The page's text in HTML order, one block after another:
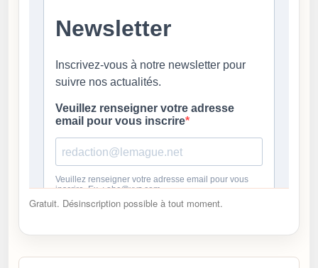
Gratuit. Désinscription possible à tout moment.